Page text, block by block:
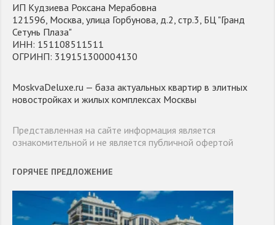
ИП Кудзиева Роксана Мерабовна
121596, Москва, улица Горбунова, д.2, стр.3, БЦ "Гранд
Сетунь Плаза"
ИНН: 151108511511
ОГРИНП: 319151300004130
MoskvaDeluxe.ru — база актуальных квартир в элитных
новостройках и жилых комплексах Москвы
Представленная на сайте информация является
ознакомительной и не является публичной офертой
ГОРЯЧЕЕ ПРЕДЛОЖЕНИЕ